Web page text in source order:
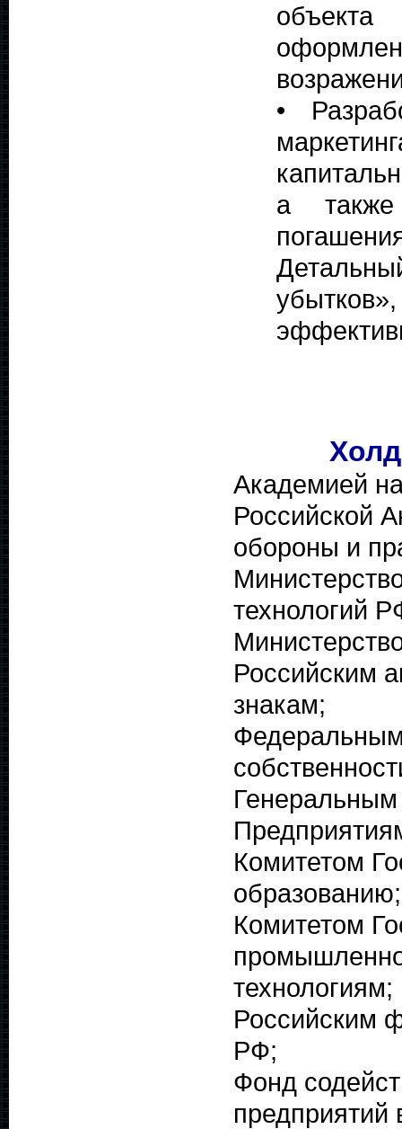
объекта
•
а также
Академией
Российской
обороны и
технологий
Российским
знакам;
Комитетом
образованию;
Комитетом
технологиям;
Российским
РФ;
Фонд